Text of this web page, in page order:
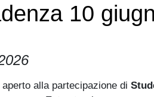
10
alla partecipazione di